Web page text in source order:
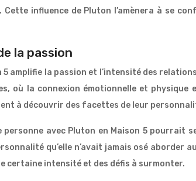
Cette influence de Pluton l’amènera à se
la passion
5 amplifie la passion et l’intensité des
où la connexion émotionnelle et
à découvrir des facettes de leur
personne avec Pluton en Maison 5
qu’elle n’avait jamais osé
certaine intensité et des défis à surmonter.